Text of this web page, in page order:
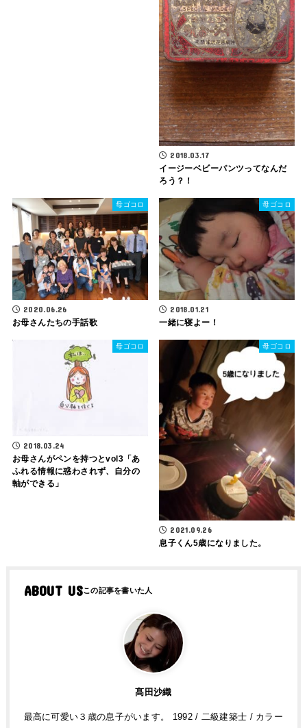
2018.03.17
イージーベビーパンツってなんだ
ろう？！
母ゴコロ
2020.06.26
お母さんたちの手話歌
母ゴコロ
2018.01.21
一緒に寝よー！
母ゴコロ
2018.03.24
お母さんがペンを持つとvol3「あ
ふれる情報に惑わされず、自分の
軸ができる」
母ゴコロ
2021.09.26
息子くん5歳になりました。
ABOUT US
髙田沙織
最高に可愛い３歳の息子がいます。 1992 / 二級建築士 / カラー